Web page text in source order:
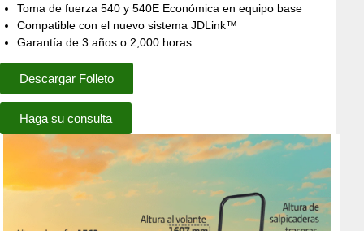
Toma de fuerza 540 y 540E Económica en equipo base
Compatible con el nuevo sistema JDLink™
Garantía de 3 años o 2,000 horas
Descargar Folleto
Haga su consulta